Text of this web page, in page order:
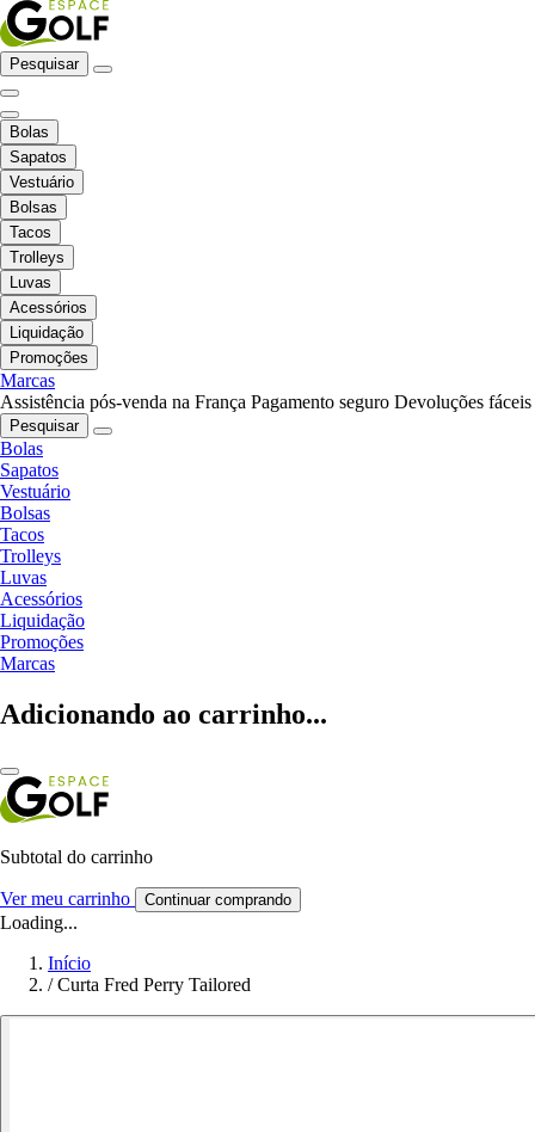
Pesquisar
Bolas
Sapatos
Vestuário
Bolsas
Tacos
Trolleys
Luvas
Acessórios
Liquidação
Promoções
Marcas
Assistência pós-venda na França Pagamento seguro Devoluções fáceis
Pesquisar
Bolas
Sapatos
Vestuário
Bolsas
Tacos
Trolleys
Luvas
Acessórios
Liquidação
Promoções
Marcas
Adicionando ao carrinho...
Subtotal do carrinho
Ver meu carrinho Continuar comprando
Loading...
Início
/ Curta Fred Perry Tailored